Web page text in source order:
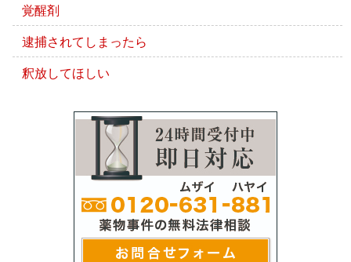
覚醒剤
逮捕されてしまったら
釈放してほしい